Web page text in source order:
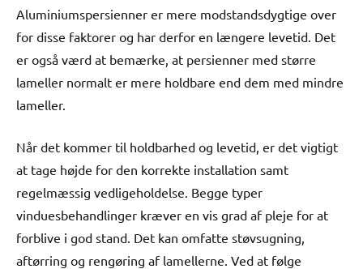
Aluminiumspersienner er mere modstandsdygtige over
for disse faktorer og har derfor en længere levetid. Det
er også værd at bemærke, at persienner med større
lameller normalt er mere holdbare end dem med mindre
lameller.
Når det kommer til holdbarhed og levetid, er det vigtigt
at tage højde for den korrekte installation samt
regelmæssig vedligeholdelse. Begge typer
vinduesbehandlinger kræver en vis grad af pleje for at
forblive i god stand. Det kan omfatte støvsugning,
aftørring og rengøring af lamellerne. Ved at følge